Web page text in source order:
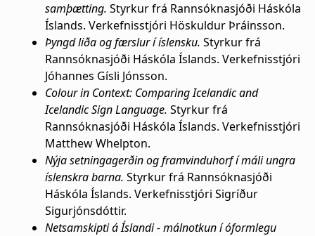
samþætting. Styrkur frá Rannsóknasjóði Háskóla
Íslands. Verkefnisstjóri Höskuldur Þráinsson.
Þyngd liða og færslur í íslensku. Styrkur frá
Rannsóknasjóði Háskóla Íslands. Verkefnisstjóri
Jóhannes Gísli Jónsson.
Colour in Context: Comparing Icelandic and
Icelandic Sign Language. Styrkur frá
Rannsóknasjóði Háskóla Íslands. Verkefnisstjóri
Matthew Whelpton.
Nýja setningagerðin og framvinduhorf í máli ungra
íslenskra barna. Styrkur frá Rannsóknasjóði
Háskóla Íslands. Verkefnisstjóri Sigríður
Sigurjónsdóttir.
Netsamskipti á Íslandi - málnotkun í óformlegu